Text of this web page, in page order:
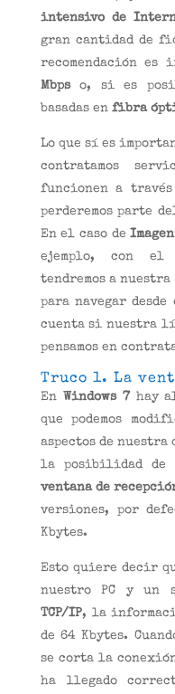
intensivo de
gran cantidad de
recomendación es
Mbpso, si es
basadas en fibra
Lo que sí es
contratamos
funcionen a
perderemos parte
En el caso de
ejemplo, con el
tendremos a
para navegar
cuenta si nuestra
pensamos en
Truco 1. La
En Windows 7hay
que podemos
aspectos de nuestra
la posibilidad
ventana de
versiones, por
Kbytes.
Esto quiere decir
nuestro PC y un
TCP/IP, la
de 64 Kbytes.
se corta la
ha llegado